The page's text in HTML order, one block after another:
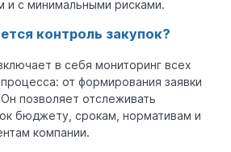
и с минимальными рисками.
контроль закупок?
в себя мониторинг всех
от формирования заявки
позволяет отслеживать
бюджету, срокам, нормативам и
компании.